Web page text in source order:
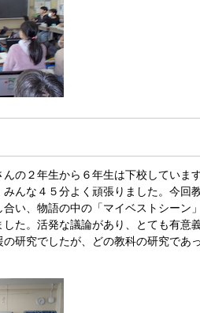
の２年生から６年生は下校しています
んな４５分よく頑張りました。今回
い、物語の中の「マイベストシーン
た。活発な議論があり、とても有意
研究でしたが、どの教科の研究であ